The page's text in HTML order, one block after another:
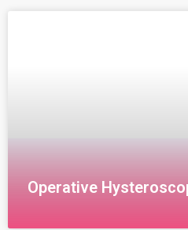
يتم فيها تخصيب البويضة من قبل
Operative